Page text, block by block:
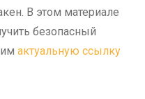
В этом материале
безопасный
актуальную ссылку